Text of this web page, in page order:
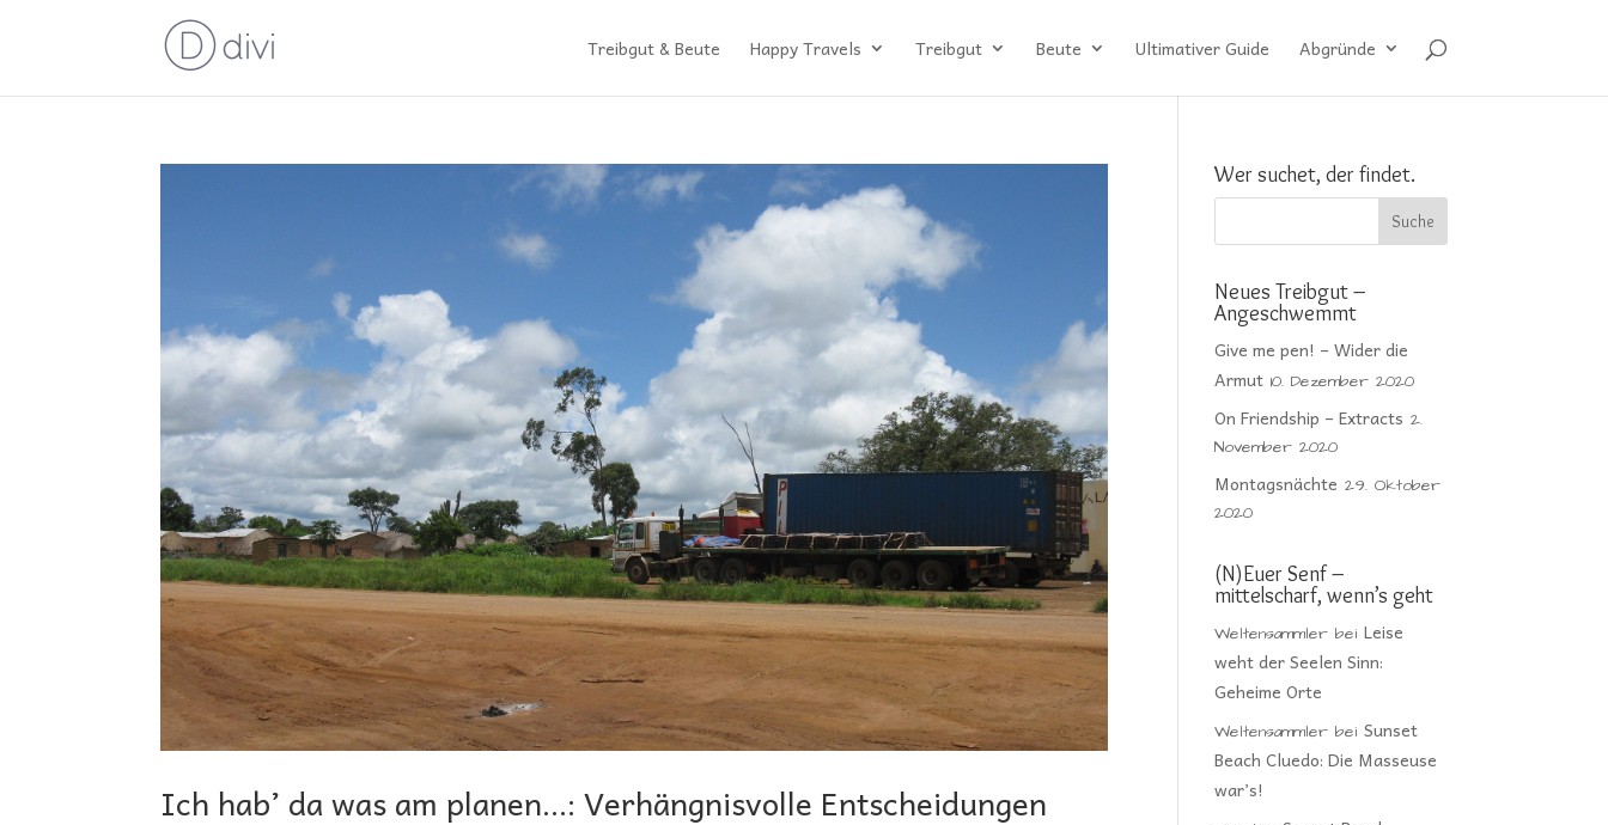
Treibgut & Beute Happy Travels Treibgut Beute Ultimativer Guide Abgründe
Ich hab’ da was am planen…: Verhängnisvolle Entscheidungen
Wer suchet, der findet.
Neues Treibgut –
Angeschwemmt
Give me pen! – Wider die
Armut 10. Dezember 2020
On Friendship – Extracts 2.
November 2020
Montagsnächte 29. Oktober
2020
(N)Euer Senf –
mittelscharf, wenn’s geht
Weltensammler beiLeise
weht der Seelen Sinn:
Geheime Orte
Weltensammler beiSunset
Beach Cluedo: Die Masseuse
war’s!